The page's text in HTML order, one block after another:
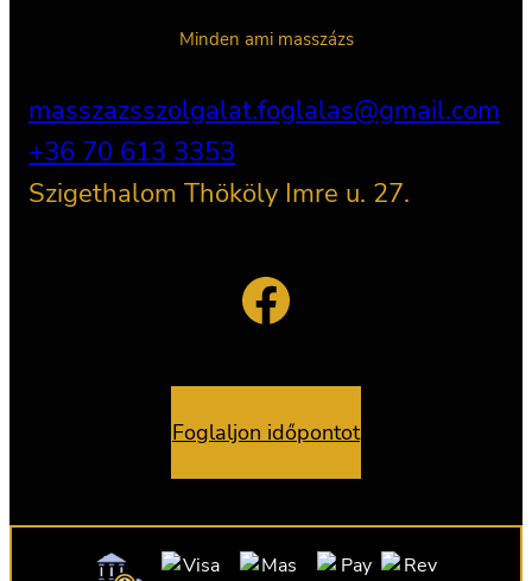
Minden ami masszázs
masszazsszolgalat.foglalas@gmail.com
+36 70 613 3353
Szigethalom Thököly Imre u. 27.
Facebook
Foglaljon időpontot